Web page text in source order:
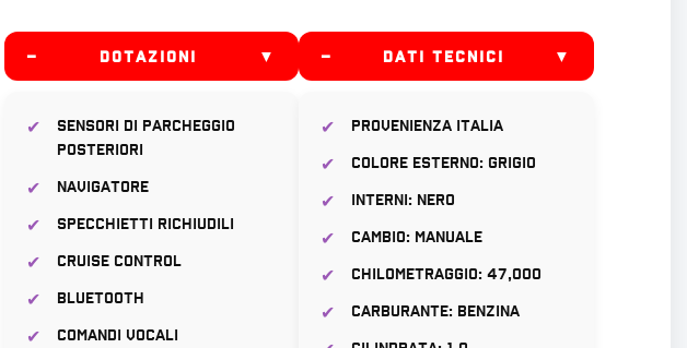
– DOTAZIONI ▼
Sensori di parcheggio
posteriori
Navigatore
Specchietti richiudili
Cruise Control
Bluetooth
Comandi vocali
– DATI TECNICI ▼
Provenienza Italia
Colore Esterno: Grigio
Interni: Nero
Cambio: Manuale
Chilometraggio: 47,000
Carburante: Benzina